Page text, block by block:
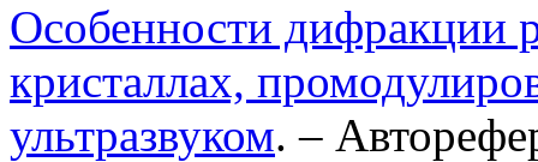
Особенности дифракции
кристаллах,
ультразвуком. –